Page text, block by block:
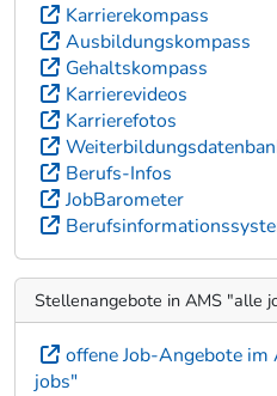
Karrierekompass
Ausbildungskompass
Gehaltskompass
Karrierevideos
Karrierefotos
Berufs-Infos
JobBarometer
Stellenangebote in AMS "alle
offene Job-Angebote im
jobs"